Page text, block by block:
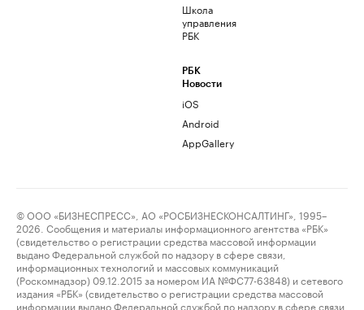
Школа
управления
РБК
РБК
Новости
iOS
Android
AppGallery
© ООО «БИЗНЕСПРЕСС», АО «РОСБИЗНЕСКОНСАЛТИНГ», 1995–
2026. Сообщения и материалы информационного агентства «РБК»
(свидетельство о регистрации средства массовой информации
выдано Федеральной службой по надзору в сфере связи,
информационных технологий и массовых коммуникаций
(Роскомнадзор) 09.12.2015 за номером ИА №ФС77-63848) и сетевого
издания «РБК» (свидетельство о регистрации средства массовой
информации выдано Федеральной службой по надзору в сфере связи,